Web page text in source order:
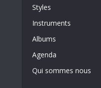
Styles
Instruments
Albums
Agenda
Qui sommes nous